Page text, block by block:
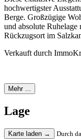
hochwertigster
Berge. Großzügige
und absolute Ruhelage
Rückzugsort im
Verkauft durch
Mehr ...
Lage
Karte laden →
Durch